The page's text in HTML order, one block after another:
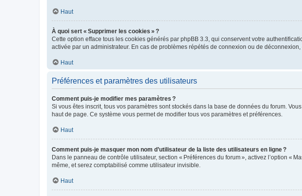
Haut
À quoi sert « Supprimer les cookies » ?
Cette option efface tous les cookies générés par phpBB 3.3, qui conservent votre
activée par un administrateur. En cas de problèmes répétés de connexion ou de
Haut
Préférences et paramètres des utilisateurs
Comment puis-je modifier mes paramètres ?
Si vous êtes inscrit, tous vos paramètres sont stockés dans la base de données du forum.
haut de page. Ce système vous permet de modifier tous vos paramètres et préférences.
Haut
Comment puis-je masquer mon nom d’utilisateur de la liste des utilisateurs en ligne ?
Dans le panneau de contrôle utilisateur, section « Préférences du forum », activez l’option «
même, et serez comptabilisé comme utilisateur invisible.
Haut